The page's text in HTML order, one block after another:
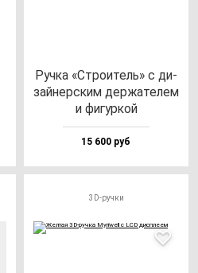
Руч­ка «Стро­итель» с ди­
зай­нер­ским дер­жа­те­лем
и фи­гур­кой
15 600 руб
3D-ручки